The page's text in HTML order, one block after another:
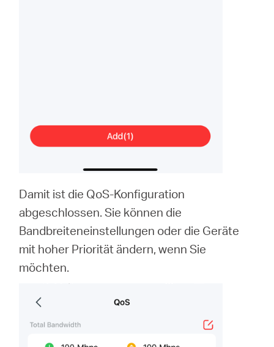
Damit ist die QoS-Konfiguration
abgeschlossen. Sie können die
Bandbreiteneinstellungen oder die Geräte
mit hoher Priorität ändern, wenn Sie
möchten.